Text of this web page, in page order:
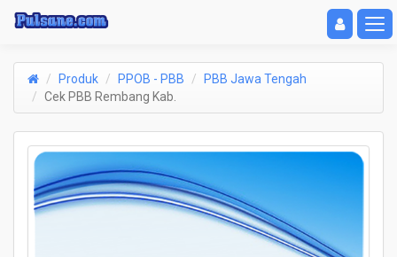
Toggle
Produk PPOB - PBB
PBB Jawa Tengah
Cek PBB Rembang Kab.